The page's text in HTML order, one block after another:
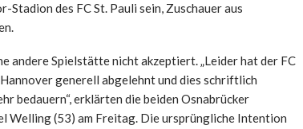
des FC St. Pauli sein, Zuschauer aus
andere Spielstätte nicht akzeptiert. „Leider hat der FC
generell abgelehnt und dies schriftlich
bedauern“, erklärten die beiden Osnabrücker
Welling (53) am Freitag. Die ursprüngliche Intention